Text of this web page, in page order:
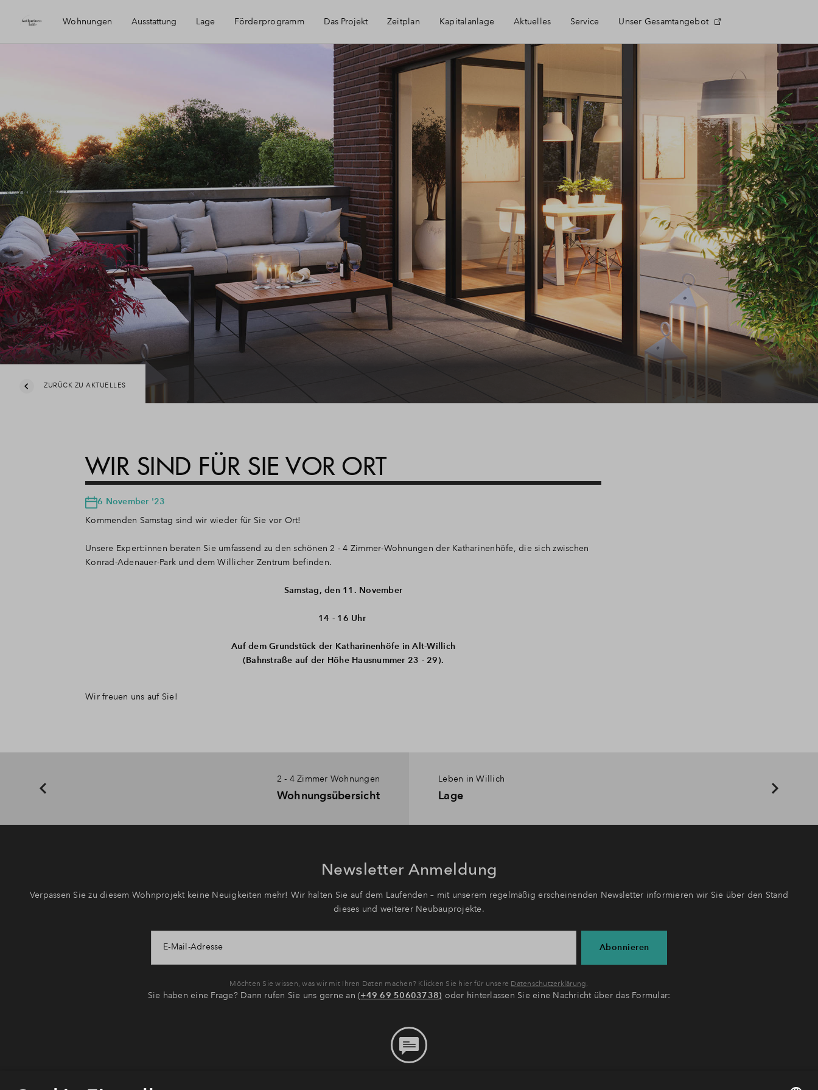
Wohnungen Ausstattung Lage
Leben in Willich
Förderprogramm Das Projekt
Das Plus der Katharinenhöfe
Zeitplan Kapitalanlage Aktuelles Service
Haeufig gestellte Fragen
Kontakt
Newsletter
Über BPD
Unser Gesamtangebot
ZURÜCK ZU AKTUELLES
WIR SIND FÜR SIE VOR ORT
6 November '23
Kommenden Samstag sind wir wieder für Sie vor Ort!
Unsere Expert:innen beraten Sie umfassend zu den schönen 2 - 4 Zimmer-Wohnungen der Katharinenhöfe, die sich zwischen
Konrad-Adenauer-Park und dem Willicher Zentrum befinden.
Samstag, den 11. November
14 - 16 Uhr
Auf dem Grundstück der Katharinenhöfe in Alt-Willich
(Bahnstraße auf der Höhe Hausnummer 23 - 29).
Wir freuen uns auf Sie!
2 - 4 Zimmer Wohnungen
Wohnungsübersicht
Leben in Willich
Lage
Newsletter Anmeldung
Verpassen Sie zu diesem Wohnprojekt keine Neuigkeiten mehr! Wir halten Sie auf dem Laufenden – mit unserem regelmäßig erscheinenden Newsletter informieren wir Sie über den Stand
dieses und weiterer Neubauprojekte.
E-Mail-Adresse Abonnieren
Möchten Sie wissen, was wir mit Ihren Daten machen? Klicken Sie hier für unsere Datenschutzerklärung.
Sie haben eine Frage? Dann rufen Sie uns gerne an (+49 69 50603738) oder hinterlassen Sie eine Nachricht über das Formular: